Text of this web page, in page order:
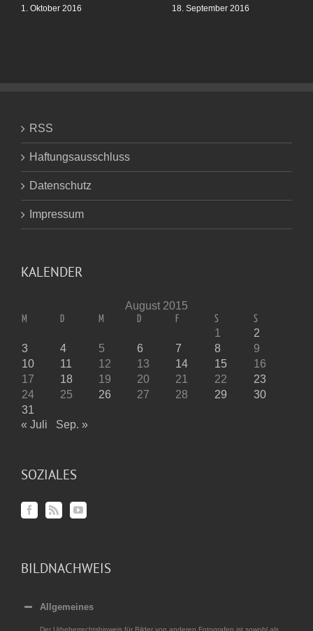
1. Oktober 2016 18. September 2016
RSS
Haftungsausschluss
Datenschutz
Impressum
KALENDER
August 2015
M D M D F S S
1
2
3
4 5 6 7 8
9
10
11 12 13 14 15
16
17
18 19 20 21 22
23
24
25 26 27 28 29
30
31
« Juli
Sep. »
SOZIALES
BILDNACHWEIS
Allgemeines
Der Urheberrechtshinweis für Bilder von anderen Fotografen ist sowohl als